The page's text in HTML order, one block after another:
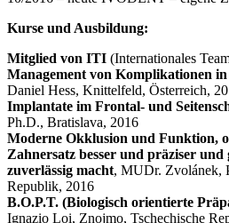
Kurse und Ausbildung:
Mitglied von ITI (Internationales
Management von Komplikationen
Daniel Hess, Knittelfeld, Österreich,
Implantate im Frontal- und
Ph.D., Bratislava, 2016
Moderne Okklusion und Funktion,
Zahnersatz besser und präziser
zuverlässig macht, MUDr. Zvolánek,
Republik, 2016
B.O.P.T. (Biologisch orientierte
Ignazio Loi, Znojmo, Tschechische